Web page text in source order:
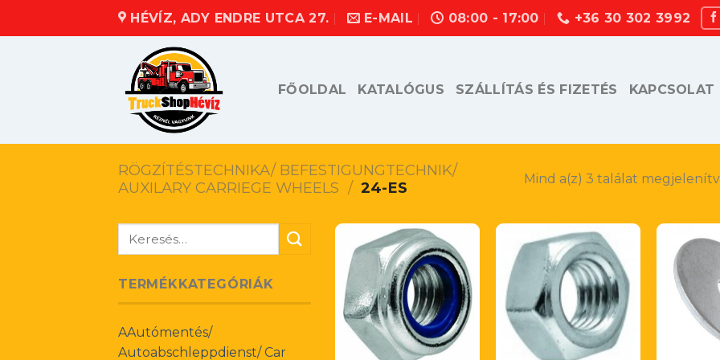
HÉVÍZ, ADY ENDRE UTCA 27. E-MAIL 08:00 - 17:00 +36 30 302 3992
FŐOLDAL KATALÓGUS SZÁLLÍTÁS ÉS FIZETÉS KAPCSOLAT
RÖGZÍTÉSTECHNIKA/ BEFESTIGUNGTECHNIK/
AUXILARY CARRIEGE WHEELS / 24-ES
Mind a(z) 3 találat
Keresés
TERMÉKKATEGÓRIÁK
AAutómentés/
Autoabschleppdienst/ Car